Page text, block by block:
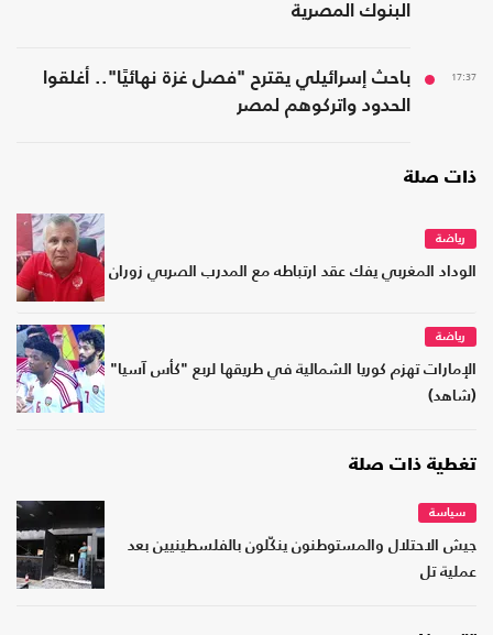
البنوك المصرية
17:37
باحث إسرائيلي يقترح "فصل غزة نهائيًا".. أغلقوا
الحدود واتركوهم لمصر
ذات صلة
رياضة
الوداد المغربي يفك عقد ارتباطه مع المدرب الصربي زوران
رياضة
الإمارات تهزم كوريا الشمالية في طريقها لربع "كأس آسيا"
(شاهد)
تغطية ذات صلة
سياسة
جيش الاحتلال والمستوطنون ينكّلون بالفلسطينيين بعد
عملية تل